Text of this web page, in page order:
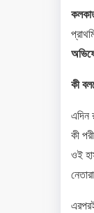
কী
এদিন
কী
ওই